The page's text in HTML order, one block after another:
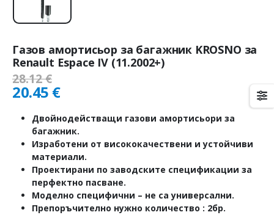
Газов амортисьор за багажник KROSNO за
Renault Espace IV (11.2002+)
28.12€
20.45 €
Двойнодействащи газови амортисьори за
багажник.
Изработени от висококачествени и устойчиви
материали.
Проектирани по заводските спецификации за
перфектно пасване.
Моделно специфични – не са универсални.
Препоръчително нужно количество : 2бр.